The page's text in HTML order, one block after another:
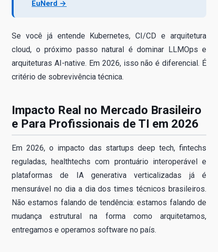
EuNerd →
Se você já entende Kubernetes, CI/CD e arquitetura
cloud, o próximo passo natural é dominar LLMOps e
arquiteturas AI-native. Em 2026, isso não é diferencial. É
critério de sobrevivência técnica.
Impacto Real no Mercado Brasileiro
e Para Profissionais de TI em 2026
Em 2026, o impacto das startups deep tech, fintechs
reguladas, healthtechs com prontuário interoperável e
plataformas de IA generativa verticalizadas já é
mensurável no dia a dia dos times técnicos brasileiros.
Não estamos falando de tendência: estamos falando de
mudança estrutural na forma como arquitetamos,
entregamos e operamos software no país.